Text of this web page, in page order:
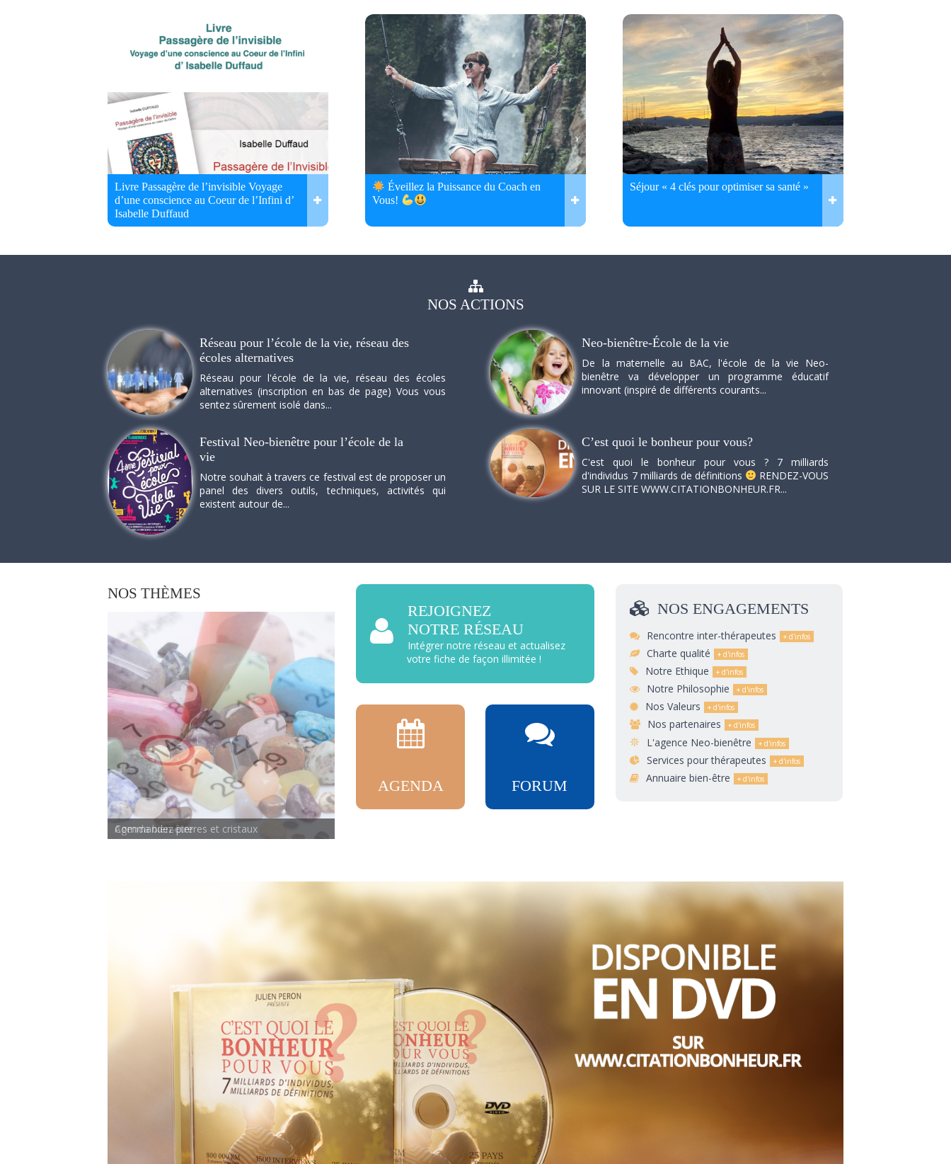
Livre Passagère de l’invisible Voyage
d’une conscience au Coeur de l’Infini d’
Isabelle Duffaud
Éveillez la Puissance du Coach en
Vous!
Séjour « 4 clés pour optimiser sa santé »
NOS ACTIONS
Réseau pour l’école de la vie, réseau des
écoles alternatives
Réseau pour l'école de la vie, réseau des écoles
alternatives (inscription en bas de page) Vous vous
sentez sûrement isolé dans...
Neo-bienêtre-École de la vie
De la maternelle au BAC, l'école de la vie Neo-
bienêtre va développer un programme éducatif
innovant (inspiré de différents courants...
Festival Neo-bienêtre pour l’école de la
vie
Notre souhait à travers ce festival est de proposer un
panel des divers outils, techniques, activités qui
existent autour de...
C’est quoi le bonheur pour vous?
C'est quoi le bonheur pour vous ? 7 milliards
d'individus 7 milliards de définitions
RENDEZ-VOUS
SUR LE SITE WWW.CITATIONBONHEUR.FR...
NOS THÈMES
Agenda bien-être
REJOIGNEZ
NOTRE RÉSEAU
Intégrer notre réseau et actualisez
votre fiche de façon illimitée !
AGENDA FORUM
NOS ENGAGEMENTS
Rencontre inter-thérapeutes
Charte qualité
Notre Ethique
Notre Philosophie
Nos Valeurs
Nos partenaires
L'agence Neo-bienêtre
Services pour thérapeutes
Annuaire bien-être